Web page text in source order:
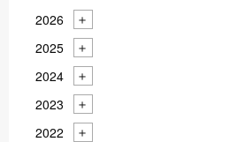
2026
2025
2024
2023
2022